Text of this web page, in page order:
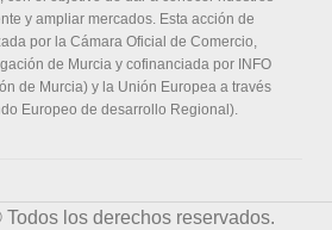
y ampliar mercados. Esta acción de
por la Cámara Oficial de Comercio,
de Murcia y cofinanciada por INFO
de Murcia) y la Unión Europea a través
Europeo de desarrollo Regional).
los derechos reservados.